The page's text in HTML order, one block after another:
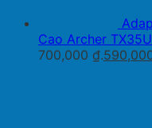
Cao Archer
700,000 ₫.